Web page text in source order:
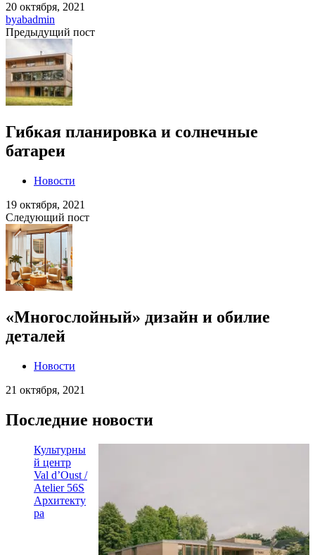
20 октября, 2021
byabadmin
Предыдущий пост
Гибкая планировка и солнечные
батареи
Новости
19 октября, 2021
Следующий пост
«Многослойный» дизайн и обилие
деталей
Новости
21 октября, 2021
Последние новости
Культурны
й центр
Val d’Oust /
Atelier 56S
Архитекту
ра